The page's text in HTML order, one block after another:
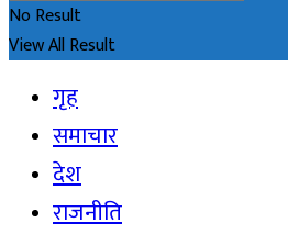
No Result
View All Result
गृह
समाचार
देश
राजनीति